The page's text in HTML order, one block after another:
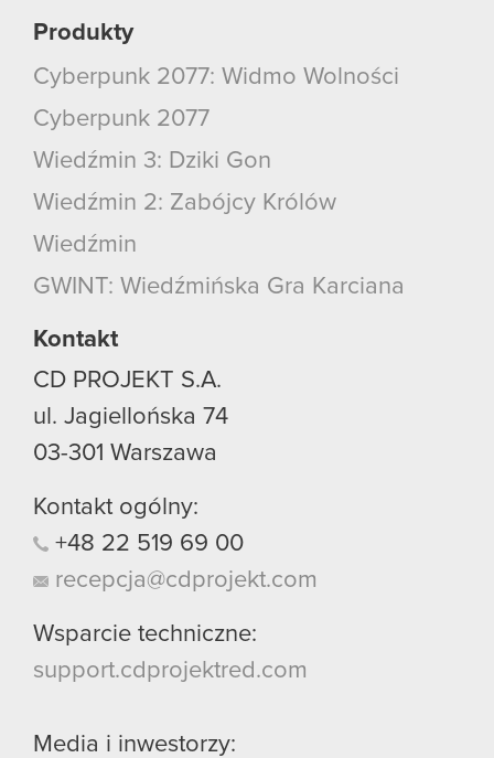
Produkty
Cyberpunk 2077: Widmo Wolności
Cyberpunk 2077
Wiedźmin 3: Dziki Gon
Wiedźmin 2: Zabójcy Królów
Wiedźmin
GWINT: Wiedźmińska Gra Karciana
Kontakt
CD PROJEKT S.A.
ul. Jagiellońska 74
03-301 Warszawa
Kontakt ogólny:
+48 22 519 69 00
recepcja@cdprojekt.com
Wsparcie techniczne:
support.cdprojektred.com
Media i inwestorzy: